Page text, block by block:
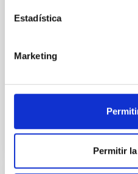
Estadística
Marketing
Permitir
acordada por unanimidad
Academia, supone un
a su contribución al